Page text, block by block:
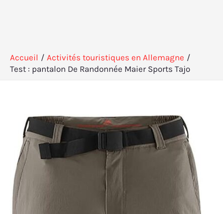
Accueil
Activités touristiques en Allemagne
Test : pantalon De Randonnée Maier Sports Tajo